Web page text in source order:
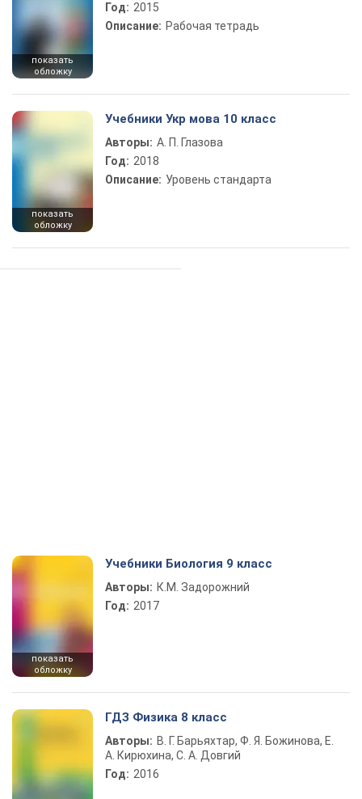
показать
обложку
Год: 2015
Описание: Рабочая тетрадь
показать
обложку
Учебники Укр мова 10 класс
Авторы: А. П. Глазова
Год: 2018
Описание: Уровень стандарта
показать
обложку
Учебники Биология 9 класс
Авторы: К.М. Задорожний
Год: 2017
ГДЗ Физика 8 класс
Авторы: В. Г. Барьяхтар, Ф. Я. Божинова, Е.
А. Кирюхина, С. А. Довгий
Год: 2016